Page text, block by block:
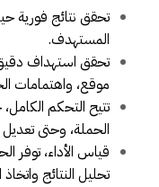
تحقق نتائج فورية
المستهدف.
تحقق استهداف
موقع، واهتمامات
تتيح التحكم
الحملة، وحتى
قياس الأداء، توفر
تحليل النتائج واتخاذ